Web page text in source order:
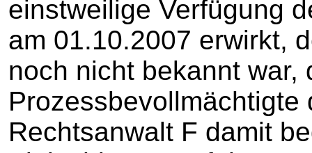
einstweilige Verfügung
am 01.10.2007 erwirkt,
noch nicht bekannt war,
Rechtsanwalt F damit